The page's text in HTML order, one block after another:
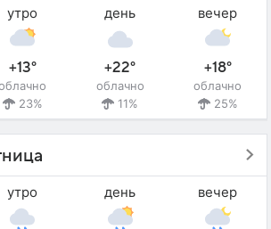
утро
+13°
23%
день
+22°
облачно
11%
вечер
+18°
облачно
25%
утро день вечер